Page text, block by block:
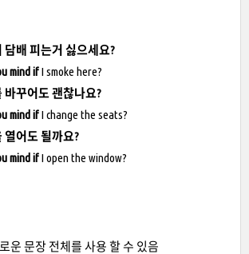
담배 피는거 싫으세요?
mind ifI smoke here?
바꾸어도 괜찮나요?
mind ifI change the seats?
열어도 될까요?
mind ifI open the window?
운 문장 전체를 사용 할 수 있음